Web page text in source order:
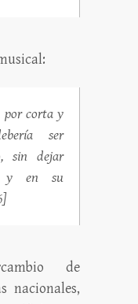
por corta y
ser
sin dejar
y en su
de
nacionales,